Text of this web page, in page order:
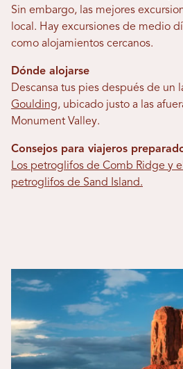
Sin embargo, las mejores
local. Hay excursiones de medio
como alojamientos cercanos.
Dónde alojarse
Descansa tus pies después de un
Goulding, ubicado justo a las
Monument Valley.
Consejos para viajeros
Los petroglifos de Comb Ridge y
petroglifos de Sand Island.